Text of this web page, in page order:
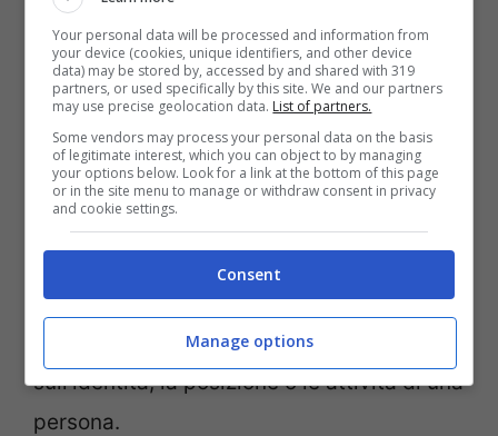
organizzazioni criminali. Nel porto
spagnolo di Algeciras due individuisono
stati fermati per terrorismo e traffici di
droga. Neptune VII ha inoltre fornito alle
forze dell’ordine informazioni significative
per tracciare i movimenti dei combattenti
terroristi stranieri. In questo caso sono
state attivate le cosiddette Blue Notice,
ovvero richieste di informazioni aggiuntive
sull’identità, la posizione o le attività di una
persona.
Your personal data will be processed and information from
your device (cookies, unique identifiers, and other device
data) may be stored by, accessed by and shared with 319
partners, or used specifically by this site. We and our partners
may use precise geolocation data. List of partners.
Some vendors may process your personal data on the basis
of legitimate interest, which you can object to by managing
your options below. Look for a link at the bottom of this page
or in the site menu to manage or withdraw consent in privacy
and cookie settings.
Consent
Manage options